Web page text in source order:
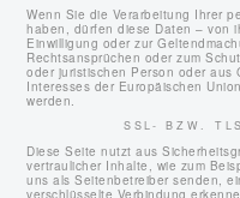
Wenn Sie die Verarbeitung Ihrer
haben, dürfen diese Daten – von
Einwilligung oder zur
Rechtsansprüchen oder zum
oder juristischen Person oder
Interesses der Europäischen
werden.
SSL- BZW.
Diese Seite nutzt aus
vertraulicher Inhalte, wie zum
uns als Seitenbetreiber senden,
verschlüsselte Verbindung